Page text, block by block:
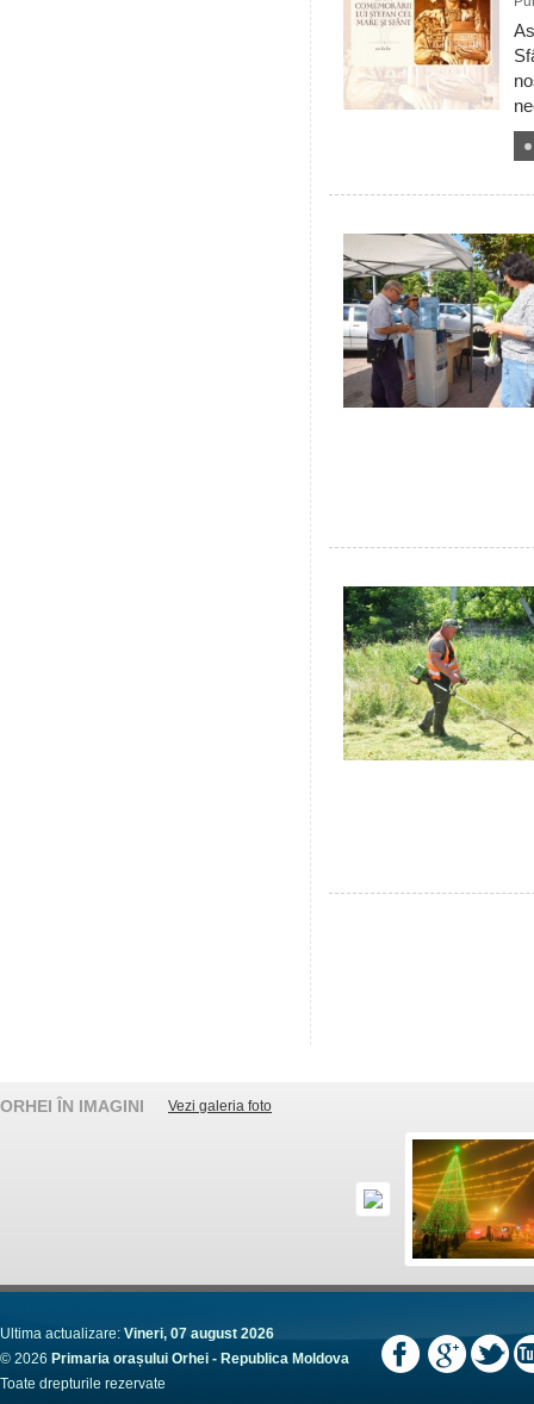
ORHEI ÎN IMAGINI Vezi galeria foto
Ultima actualizare: Vineri, 07 august 2026
© 2026 Primaria orașului Orhei - Republica Moldova
Toate drepturile rezervate